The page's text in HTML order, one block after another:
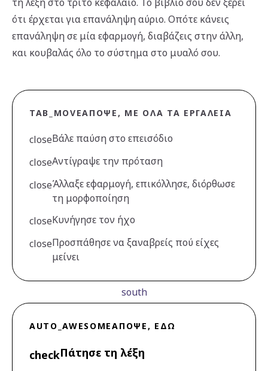
ότι έρχεται για επανάληψη αύριο. Οπότε κάνεις
επανάληψη σε μία εφαρμογή, διαβάζεις στην άλλη,
και κουβαλάς όλο το σύστημα στο μυαλό σου.
TAB_MOVEΑΠΌΨΕ, ΜΕ ΌΛΑ ΤΑ ΕΡΓΑΛΕΊΑ
closeΒάλε παύση στο επεισόδιο
closeΑντίγραψε την πρόταση
closeΆλλαξε εφαρμογή, επικόλλησε, διόρθωσε
τη μορφοποίηση
closeΚυνήγησε τον ήχο
closeΠροσπάθησε να ξαναβρείς πού είχες
μείνει
south
AUTO_AWESOMEΑΠΌΨΕ, ΕΔΏ
checkΠάτησε τη λέξη